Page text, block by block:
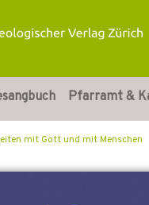
Pfarramt &
mit Gott und mit Menschen